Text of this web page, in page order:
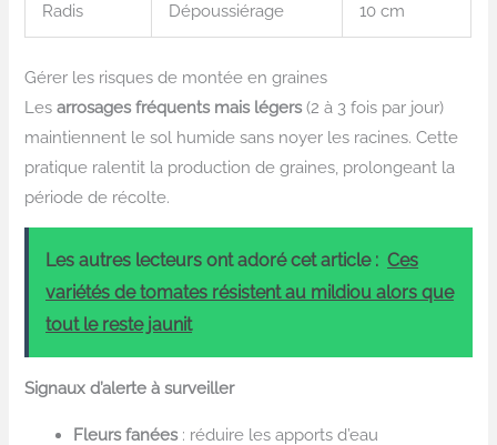
Radis Dépoussiérage 10 cm
Gérer les risques de montée en graines
Lesarrosages fréquents mais légers(2 à 3 fois par jour)
maintiennent le sol humide sans noyer les racines. Cette
pratique ralentit la production de graines, prolongeant la
période de récolte.
Les autres lecteurs ont adoré cet article : Ces
variétés de tomates résistent au mildiou alors que
tout le reste jaunit
Signaux d’alerte à surveiller
Fleurs fanées: réduire les apports d’eau